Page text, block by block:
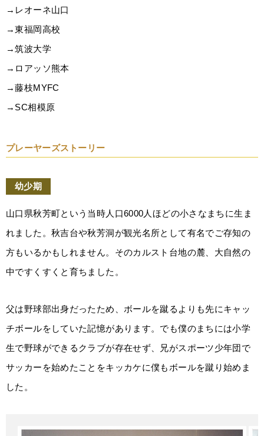
→レオーネ山口
→東福岡高校
→筑波大学
→ロアッソ熊本
→藤枝MYFC
→SC相模原
プレーヤーズストーリー
幼少期
山口県秋芳町という当時人口6000人ほどの小さなまちに生ま
れました。秋吉台や秋芳洞が観光名所として有名でご存知の
方もいるかもしれません。そのカルスト台地の麓、大自然の
中ですくすくと育ちました。
父は野球部出身だったため、ボールを蹴るよりも先にキャッ
チボールをしていた記憶があります。でも僕のまちには小学
生で野球ができるクラブが存在せず、兄がスポーツ少年団で
サッカーを始めたことをキッカケに僕もボールを蹴り始めま
した。